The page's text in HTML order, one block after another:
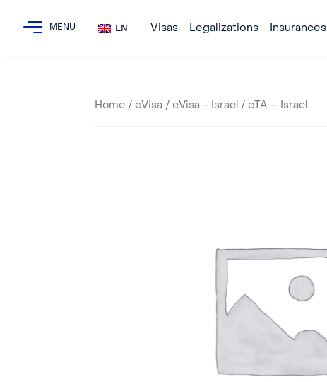
EN Visas Legalizations Insurances
Home /eVisa /eVisa - Israel / eTA – Israel